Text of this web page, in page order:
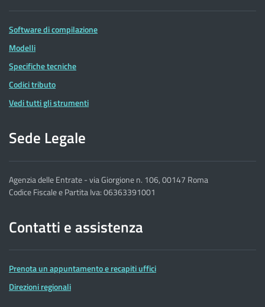
Software di compilazione
Modelli
Specifiche tecniche
Codici tributo
Vedi tutti gli strumenti
Sede Legale
Agenzia delle Entrate - via Giorgione n. 106, 00147 Roma
Codice Fiscale e Partita Iva: 06363391001
Contatti e assistenza
Prenota un appuntamento e recapiti uffici
Direzioni regionali